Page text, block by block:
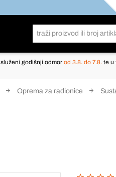
godišnji odmor od 3.8. do 7.8. te u
Oprema za radionice